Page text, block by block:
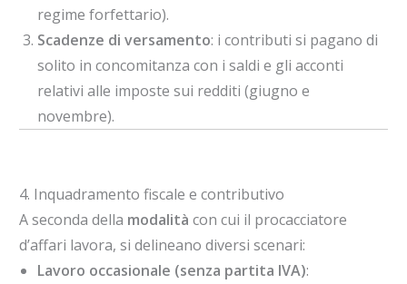
regime forfettario).
Scadenze di versamento: i contributi si pagano di
solito in concomitanza con i saldi e gli acconti
relativi alle imposte sui redditi (giugno e
novembre).
4. Inquadramento fiscale e contributivo
A seconda della modalità con cui il procacciatore
d’affari lavora, si delineano diversi scenari:
Lavoro occasionale (senza partita IVA):